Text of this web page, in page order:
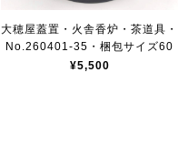
大穂屋蓋置・火舎香炉・茶道具・
No.260401-35・梱包サイズ60
¥5,500